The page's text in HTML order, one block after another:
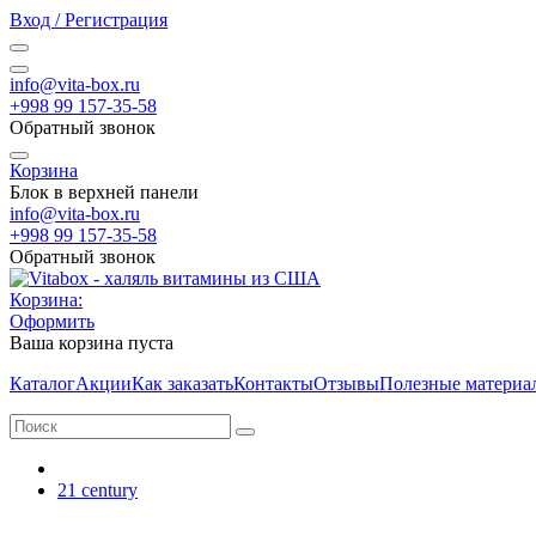
Вход / Регистрация
info@vita-box.ru
+998 99 157-35-58
Обратный звонок
Корзина
Блок в верхней панели
info@vita-box.ru
+998 99 157-35-58
Обратный звонок
Корзина:
Оформить
Ваша корзина пуста
КаталогАкцииКак заказатьКонтактыОтзывыПолезные
21 century